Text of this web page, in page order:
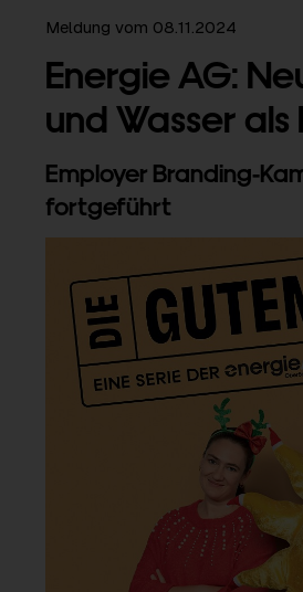
Meldung vom 08.11.2024
Energie AG:
und Wasser
Employer Branding-
fortgeführt